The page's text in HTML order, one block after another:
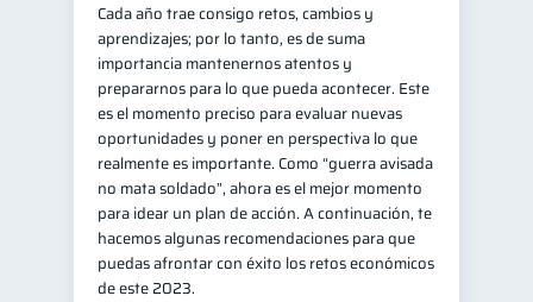
Cada año trae consigo retos, cambios y
aprendizajes; por lo tanto, es de suma
importancia mantenernos atentos y
prepararnos para lo que pueda acontecer. Este
es el momento preciso para evaluar nuevas
oportunidades y poner en perspectiva lo que
realmente es importante. Como “guerra avisada
no mata soldado”, ahora es el mejor momento
para idear un plan de acción. A continuación, te
hacemos algunas recomendaciones para que
puedas afrontar con éxito los retos económicos
de este 2023.